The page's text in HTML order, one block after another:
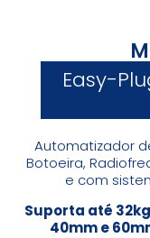
Easy-
Automatizador
Botoeira,
e com
Suporta até 32kg
40mm e